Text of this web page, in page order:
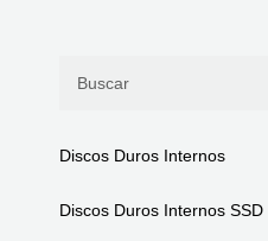
Discos Duros Internos
Discos Duros Internos SSD